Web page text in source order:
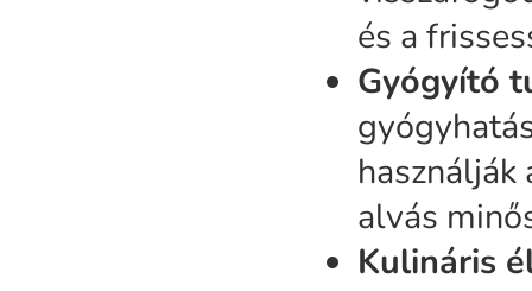
és a
Gyógyító
használják
alvás
Kulináris